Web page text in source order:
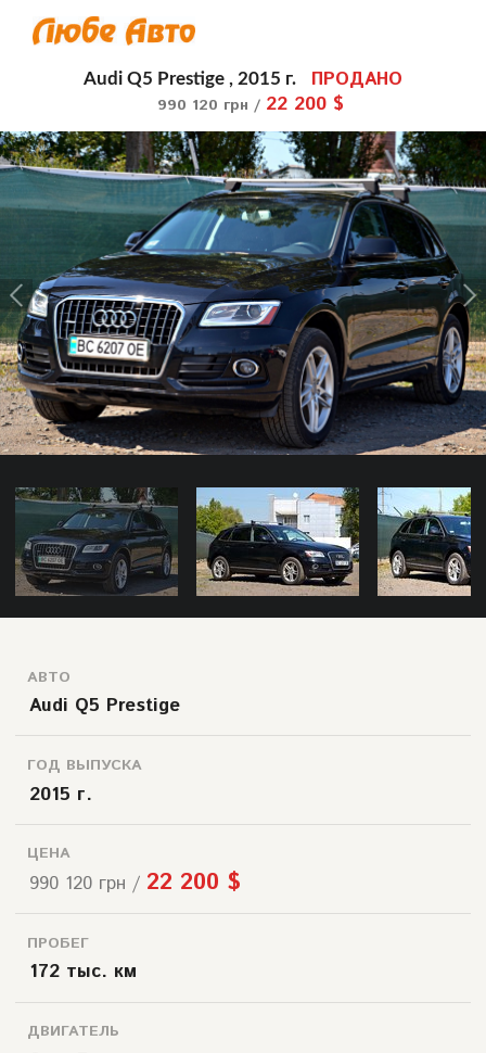
Audi Q5 Prestige , 2015 г. ПРОДАНО
990 120 грн / 22 200 $
АВТО
Audi Q5 Prestige
ГОД ВЫПУСКА
2015 г.
ЦЕНА
990 120 грн / 22 200 $
ПРОБЕГ
172 тыс. км
ДВИГАТЕЛЬ